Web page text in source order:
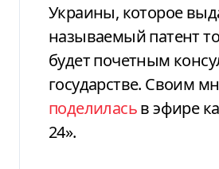
Украины, которое
называемый патент
будет почетным
государстве. Своим
поделиласьв эфире
24».